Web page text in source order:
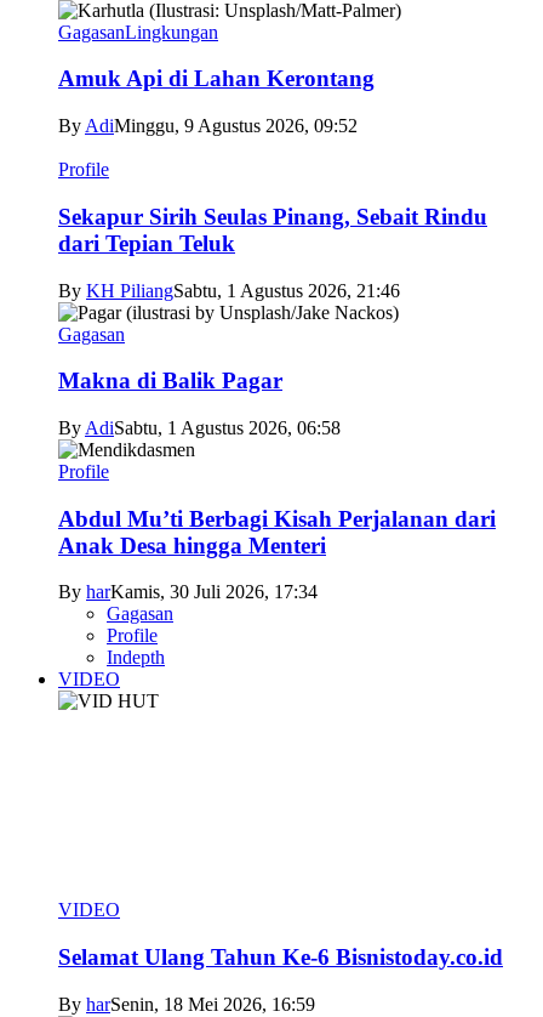
GagasanLingkungan
Amuk Api di Lahan Kerontang
By AdiMinggu, 9 Agustus 2026, 09:52
Profile
Sekapur Sirih Seulas Pinang, Sebait Rindu
dari Tepian Teluk
By KH PiliangSabtu, 1 Agustus 2026, 21:46
Gagasan
Makna di Balik Pagar
By AdiSabtu, 1 Agustus 2026, 06:58
Profile
Abdul Mu’ti Berbagi Kisah Perjalanan dari
Anak Desa hingga Menteri
By harKamis, 30 Juli 2026, 17:34
Gagasan
Profile
Indepth
VIDEO
VIDEO
Selamat Ulang Tahun Ke-6 Bisnistoday.co.id
By harSenin, 18 Mei 2026, 16:59